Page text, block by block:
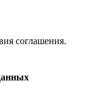
соглашения.